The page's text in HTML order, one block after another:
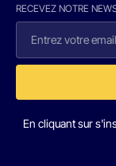
RECEVEZ NOTRE
En cliquant sur